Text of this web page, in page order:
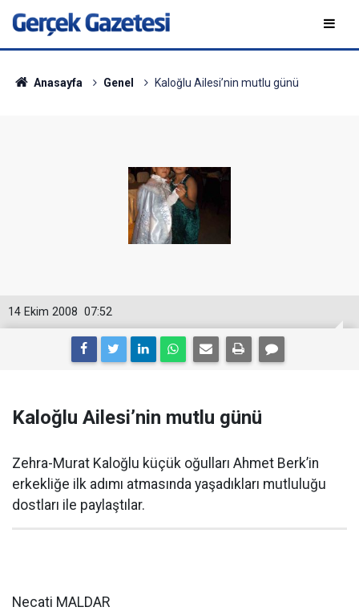
Anasayfa Genel Kaloğlu Ailesi’nin mutlu günü
07:52
14 Ekim 2008
Kaloğlu Ailesi’nin mutlu günü
Zehra-Murat Kaloğlu küçük oğulları Ahmet Berk’in
erkekliğe ilk adımı atmasında yaşadıkları mutluluğu
dostları ile paylaştılar.
Necati MALDAR